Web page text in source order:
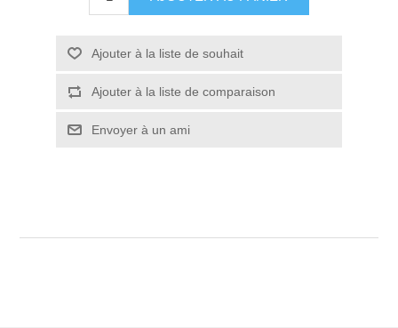
Ajouter à la liste de souhait
Ajouter à la liste de comparaison
Envoyer à un ami